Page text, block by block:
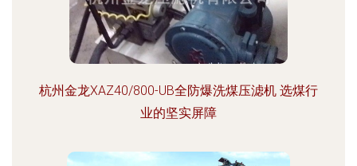
杭州金龙XAZ40/800-UB全防爆洗煤压滤机 选煤行
业的坚实屏障